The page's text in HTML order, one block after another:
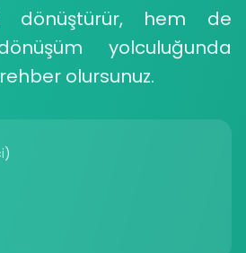
dönüştürür, hem de
yolculuğunda
olursunuz.